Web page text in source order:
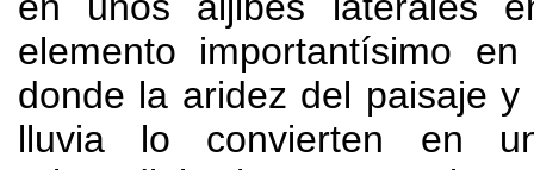
elemento importantísimo
donde la aridez del paisaje
lluvia lo convierten en